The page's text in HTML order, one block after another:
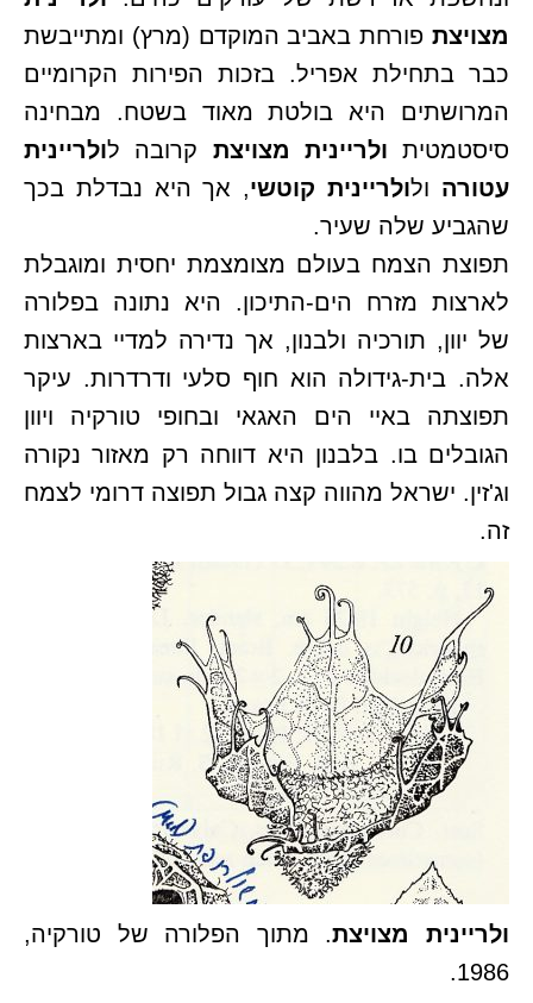
מצויצת פורחת באביב המוקדם (מרץ) ומתייבשת
כבר בתחילת אפריל. בזכות הפירות הקרומיים
המרושתים היא בולטת מאוד בשטח. מבחינה
סיסטמטית ולריינית מצויצת קרובה לולריינית
עטורה ולולריינית קוטשי, אך היא נבדלת בכך
שהגביע שלה שעיר.
תפוצת הצמח בעולם מצומצמת יחסית ומוגבלת
לארצות מזרח הים-התיכון. היא נתונה בפלורה
של יוון, תורכיה ולבנון, אך נדירה למדיי בארצות
אלה. בית-גידולה הוא חוף סלעי ודרדרות. עיקר
תפוצתה באיי הים האגאי ובחופי טורקיה ויוון
הגובלים בו. בלבנון היא דווחה רק מאזור נקורה
וג'זין. ישראל מהווה קצה גבול תפוצה דרומי לצמח
זה.
ולריינית מצויצת. מתוך הפלורה של טורקיה,
1986.